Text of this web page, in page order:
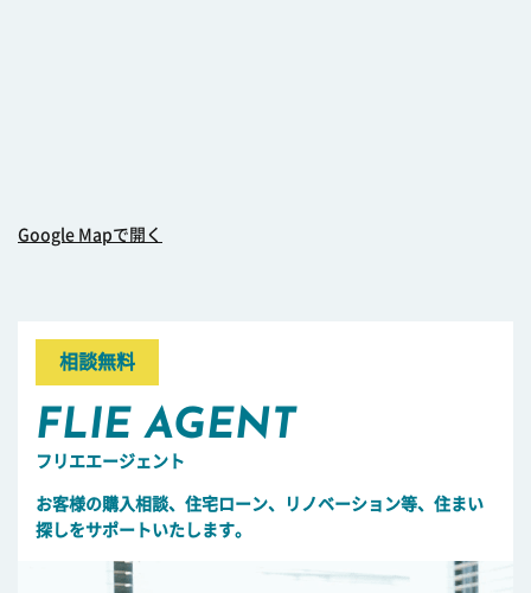
Google Mapで開く
相談無料
FLIE AGENT
フリエエージェント
お客様の購入相談、住宅ローン、リノベーション等、住まい
探しをサポートいたします。